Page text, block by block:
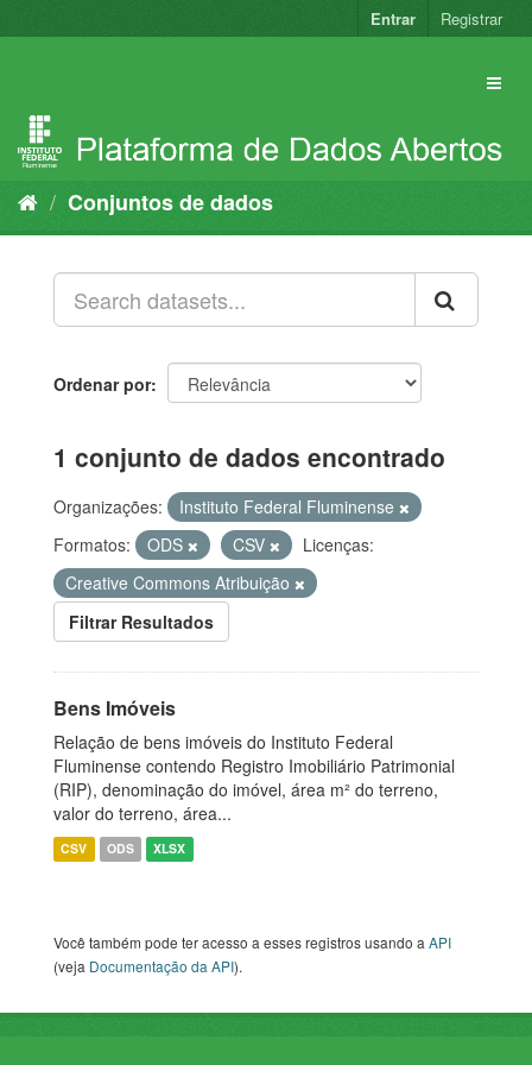
para
Entrar Registrar
Conjuntos de dados
Ordenar por
1 conjunto de dados encontrado
Organizações:
Instituto Federal Fluminense
Formatos:
ODS CSV
Licenças:
Creative Commons Atribuição
Filtrar Resultados
Bens Imóveis
Relação de bens imóveis do Instituto Federal
Fluminense contendo Registro Imobiliário Patrimonial
(RIP), denominação do imóvel, área m² do terreno,
valor do terreno, área...
CSV ODS XLSX
Você também pode ter acesso a esses registros usando aAPI
(veja Documentação da API).